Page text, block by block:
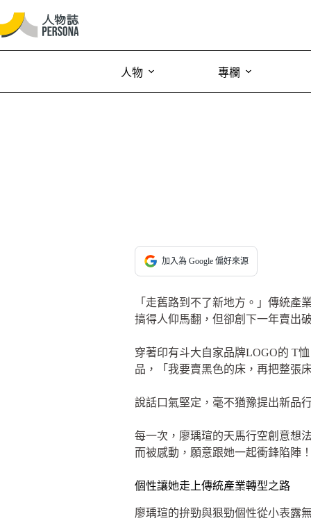
人物 專欄
加入為 Google 偏好來源
「走舊路到不了新地方。」傳統產
搞得人仰馬翻，但卻創下一年賣出
穿著印有斗大自家品牌LOGO的 T
品，「我要賣黑色的床，再把整張
說話口氣堅定，毫不猶豫提出新品
每一次，廖瑀瑄的天馬行空創意想
而被感動，願意跟她一起衝鋒陷陣
個性讓她走上傳統產業轉型之路
廖瑀瑄的拚勁與狠勁個性從小表露